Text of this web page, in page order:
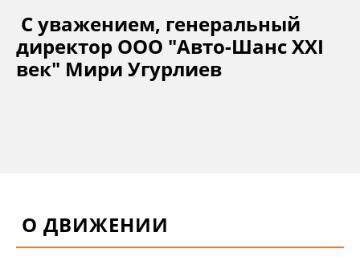
С уважением, генеральный
директор ООО "Авто-Шанс XXI
век" Мири Угурлиев
О ДВИЖЕНИИ